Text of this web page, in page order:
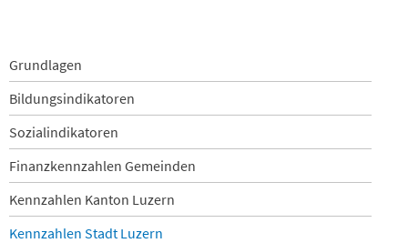
Navigation
überspringen
Grundlagen
Bildungsindikatoren
Sozialindikatoren
Finanzkennzahlen Gemeinden
Kennzahlen Kanton Luzern
Kennzahlen Stadt Luzern